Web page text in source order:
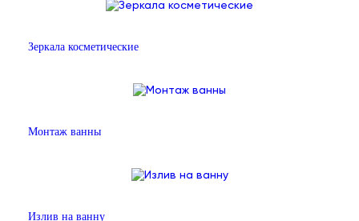
Зеркала косметические
Монтаж ванны
Излив на ванну